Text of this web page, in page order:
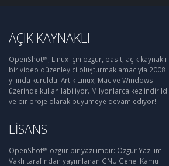
AÇIK KAYNAKLI
OpenShot™; Linux için özgür, basit, açık kaynaklı
bir video düzenleyici oluşturmak amacıyla 2008
yılında kuruldu. Artık Linux, Mac ve Windows
üzerinde kullanılabiliyor. Milyonlarca kez indirildi
ve bir proje olarak büyümeye devam ediyor!
LISANS
OpenShot™ özgür bir yazılımdır: Özgür Yazılım
Vakfı tarafından yayımlanan GNU Genel Kamu